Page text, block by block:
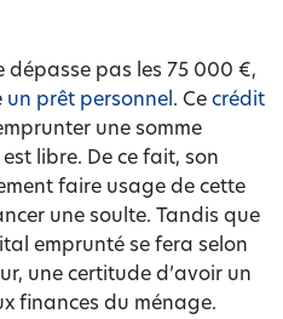
dépasse pas les 75 000 €,
un prêt personnel. Cecrédit
une somme
libre. De ce fait, son
faire usage de cette
une soulte. Tandis que
emprunté se fera selon
une certitude d’avoir un
finances du ménage.